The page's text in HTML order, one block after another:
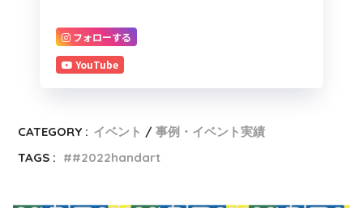
フォローする
YouTube
CATEGORY : イベント
事例・イベント実績
TAGS :
#2022handart